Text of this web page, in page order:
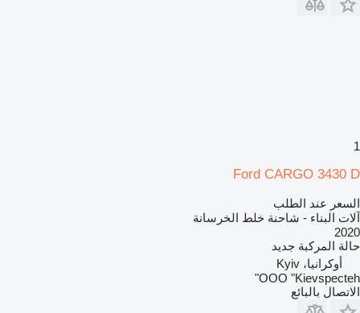
1
Ford CARGO 3430 D
السعر عند الطلب
آلات البناء - شاحنة خلط الخرسانة
2020
حالة المركبة جديد
أوكرانيا، Kyiv
OOO "Kievspecteh"
الاتصال بالبائع